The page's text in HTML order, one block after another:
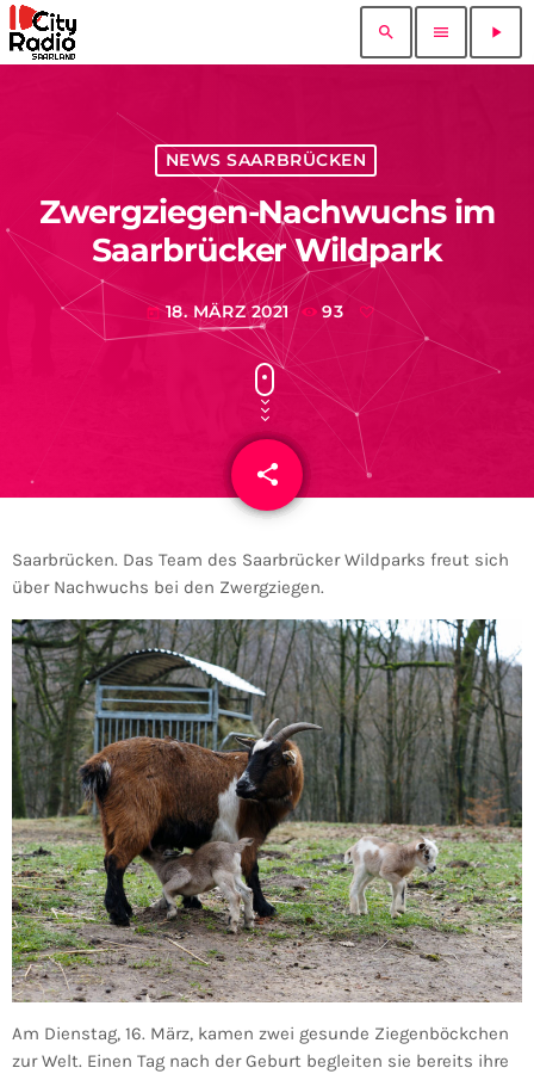
search menu play_arrow
NEWS SAARBRÜCKEN
Zwergziegen-Nachwuchs im
Saarbrücker Wildpark
today 18. MÄRZ 2021 93
share
email
Saarbrücken. Das Team des Saarbrücker Wildparks freut sich
über Nachwuchs bei den Zwergziegen.
Am Dienstag, 16. März, kamen zwei gesunde Ziegenböckchen
zur Welt. Einen Tag nach der Geburt begleiten sie bereits ihre